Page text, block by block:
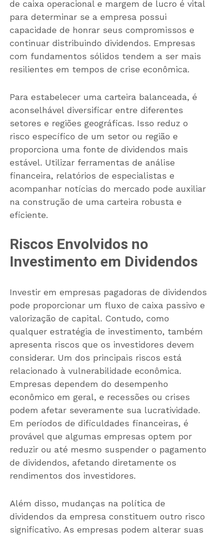
de caixa operacional e margem de lucro é vital
para determinar se a empresa possui
capacidade de honrar seus compromissos e
continuar distribuindo dividendos. Empresas
com fundamentos sólidos tendem a ser mais
resilientes em tempos de crise econômica.
Para estabelecer uma carteira balanceada, é
aconselhável diversificar entre diferentes
setores e regiões geográficas. Isso reduz o
risco específico de um setor ou região e
proporciona uma fonte de dividendos mais
estável. Utilizar ferramentas de análise
financeira, relatórios de especialistas e
acompanhar notícias do mercado pode auxiliar
na construção de uma carteira robusta e
eficiente.
Riscos Envolvidos no
Investimento em Dividendos
Investir em empresas pagadoras de dividendos
pode proporcionar um fluxo de caixa passivo e
valorização de capital. Contudo, como
qualquer estratégia de investimento, também
apresenta riscos que os investidores devem
considerar. Um dos principais riscos está
relacionado à vulnerabilidade econômica.
Empresas dependem do desempenho
econômico em geral, e recessões ou crises
podem afetar severamente sua lucratividade.
Em períodos de dificuldades financeiras, é
provável que algumas empresas optem por
reduzir ou até mesmo suspender o pagamento
de dividendos, afetando diretamente os
rendimentos dos investidores.
Além disso, mudanças na política de
dividendos da empresa constituem outro risco
significativo. As empresas podem alterar suas